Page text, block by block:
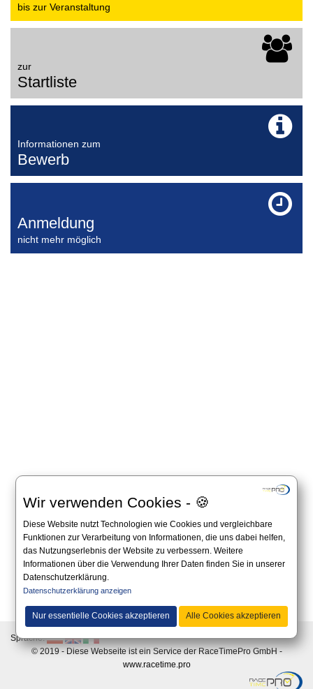
Wir verwenden Cookies - 🍪
Diese Website nutzt Technologien wie Cookies und vergleichbare
Funktionen zur Verarbeitung von Informationen, die uns dabei helfen,
das Nutzungserlebnis der Website zu verbessern. Weitere
Informationen über die Verwendung Ihrer Daten finden Sie in unserer
Datenschutzerklärung.
Datenschutzerklärung anzeigen
Nur essentielle Cookies akzeptieren Alle Cookies akzeptieren
bis zur Veranstaltung
zur
Startliste
Informationen zum
Bewerb
Anmeldung
nicht mehr möglich
Alle Angaben auf dieser Website sind unverbindlich und es gilt immer die offizielle
Ausschreibung auf der Website des Veranstalters.
Sprache:
© 2019 - Diese Webseite ist ein Service der RaceTimePro GmbH -
www.racetime.pro